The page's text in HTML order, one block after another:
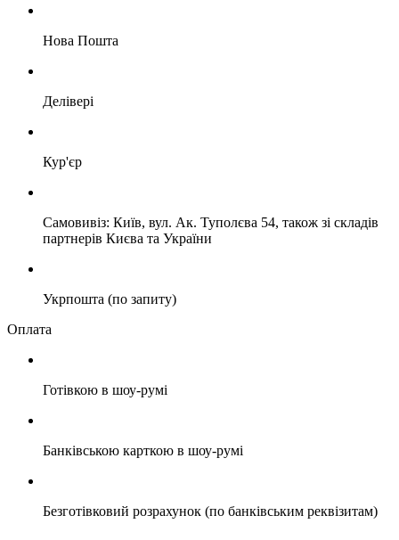
Нова Пошта
Делівері
Кур'єр
Самовивіз: Київ, вул. Ак. Туполєва 54, також зі складів
партнерів Києва та України
Укрпошта (по запиту)
Оплата
Готівкою в шоу-румі
Банківською карткою в шоу-румі
Безготівковий розрахунок (по банківським реквізитам)